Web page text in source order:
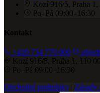
Kozí 916/5, Praha 1,
Po–Pá 09:00–16:30
Kontakt
+420 734 770 000
Kozí 916/5, Praha 1, 110 00
Po–Pá 09:00–16:30
Obchodní podmínky | Zásady